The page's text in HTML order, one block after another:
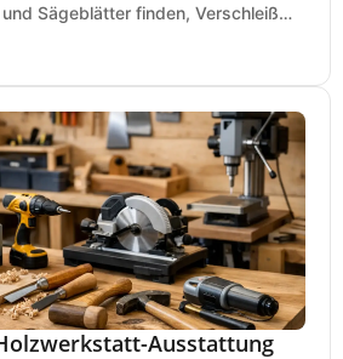
Sägeblätter finden, Verschleiß
Ausstattung